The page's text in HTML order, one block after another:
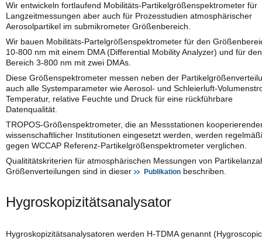
Wir entwickeln fortlaufend Mobilitäts-Partikelgrößenspektrometer für
Langzeitmessungen aber auch für Prozesstudien atmosphärischer
Aerosolpartikel im submikrometer Größenbereich.
Wir bauen Mobilitäts-Partelgrößenspektrometer für den
10-800 nm mit einem DMA (Differential Mobility Analyzer) und für den
Bereich 3-800 nm mit zwei DMAs.
Diese Größenspektrometer messen neben der
auch alle Systemparameter wie Aerosol- und Schleierluft-
Temperatur, relative Feuchte und Druck für eine rückführbare
Datenqualität.
TROPOS-Größenspektrometer, die an Messstationen
wissenschaftlicher Institutionen eingesetzt werden, werden
gegen WCCAP Referenz-Partikelgrößenspektrometer verglichen.
Qualititätskriterien für atmosphärischen Messungen von
Größenverteilungen sind in dieser
Publikation beschriben.
Hygroskopizitätsanalysator
Hygroskopizitätsanalysatoren werden H-TDMA genannt